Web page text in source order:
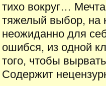
тихо вокруг…
тяжелый выбор, на
неожиданно для
ошибся, из одной
того, чтобы
Содержит